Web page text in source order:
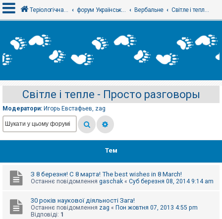
х
і
е
є
с
т
р
а
Т
м
б
Теріологічна школа форум Українського теріологічного товариства Вербальне Світле і тепле - Просто разговоры
Світле і тепле - Просто разговоры
Модератори: Игорь Евстафьев, zag
Тем
З 8 березня! С 8 марта! The best wishes in 8 March!
Останнє повідомлення gaschak « Суб березня 08, 2014 9:14 am
30 років наукової діяльності Зага!
Останнє повідомлення zag « Пон жовтня 07, 2013 4:55 pm
Відповіді: 1